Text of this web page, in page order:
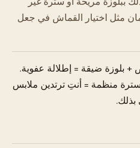
مثل اختيار القماش في جعل
ضيقة = إطلالة عفوية.
منظمة = أنتِ ترتدين ملابس
بذلك.